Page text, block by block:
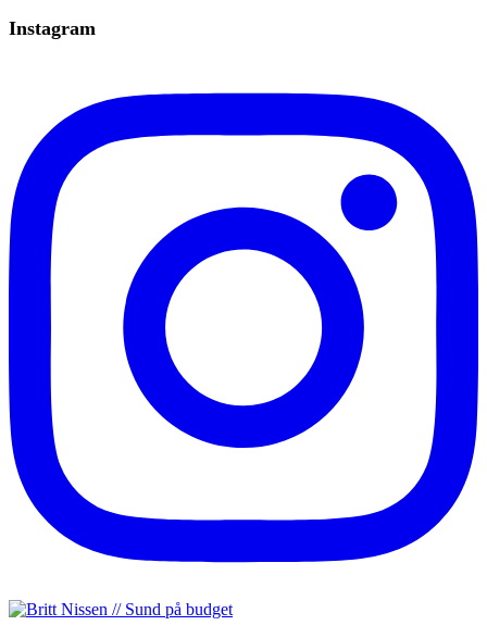
Instagram